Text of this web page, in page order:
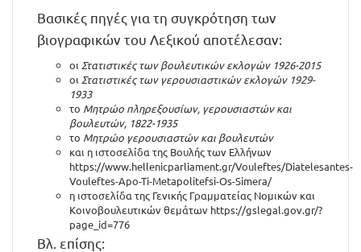
Βασικές πηγές για τη συγκρότηση των
βιογραφικών του Λεξικού αποτέλεσαν:
οι Στατιστικές των βουλευτικών εκλογών 1926-2015
οι Στατιστικές των γερουσιαστικών εκλογών 1929-
1933
το Μητρώο πληρεξουσίων, γερουσιαστών και
βουλευτών, 1822-1935
το Μητρώο γερουσιαστών και βουλευτών
και η ιστοσελίδα της Βουλής των Ελλήνων
https://www.hellenicparliament.gr/Vouleftes/Diatelesantes-
Vouleftes-Apo-Ti-Metapolitefsi-Os-Simera/
η ιστοσελίδα της Γενικής Γραμματείας Νομικών και
Κοινοβουλευτικών θεμάτων https://gslegal.gov.gr/?
page_id=776
Βλ. επίσης: